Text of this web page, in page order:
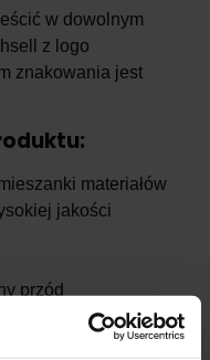
w dowolnym
z logo
znakowania jest
materiałów
jakości
przód
na zamek